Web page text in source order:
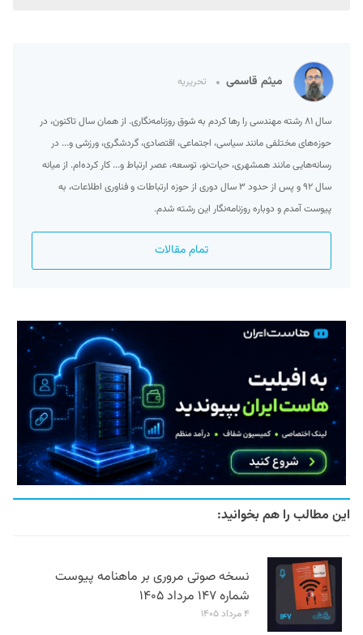
میثم قاسمی تحریریه
سال ۸۱ رشته مهندسی را رها کردم به شوق روزنامه‌نگاری. از همان سال تاکنون، در
حوزه‌های مختلفی مانند سیاسی، اجتماعی، اقتصادی، گردشگری، ورزشی و... در
رسانه‌هایی مانند همشهری، حیات‌نو، توسعه، عصر ارتباط و... کار کرده‌ام. از میانه
سال ۹۲ و پس از حدود ۳ سال دوری از حوزه ارتباطات و فناوری اطلاعات، به
پیوست آمدم و دوباره روزنامه‌نگار این رشته شدم.
تمام مقالات
این مطالب را هم بخوانید:
نسخه صوتی مروری بر ماهنامه پیوست
شماره ۱۴۷ مرداد ۱۴۰۵
۴ مرداد ۱۴۰۵